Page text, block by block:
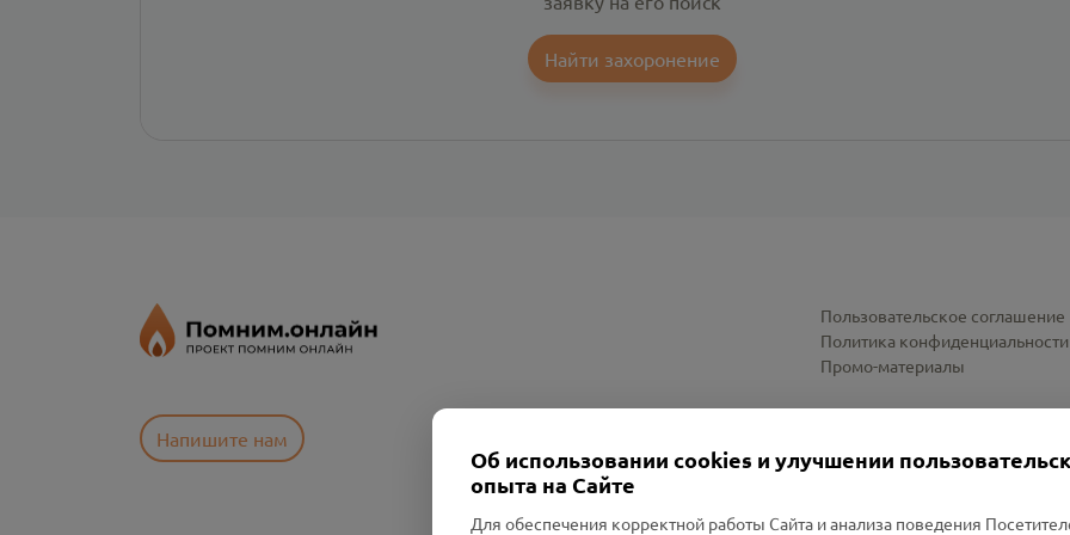
Найти захоронение
Напишите нам
Пользовательское соглашение
Политика конфиденциальности
Промо-материалы
Об использовании cookies и улучшении
опыта на Сайте
Для обеспечения корректной работы Сайта и анализа поведения